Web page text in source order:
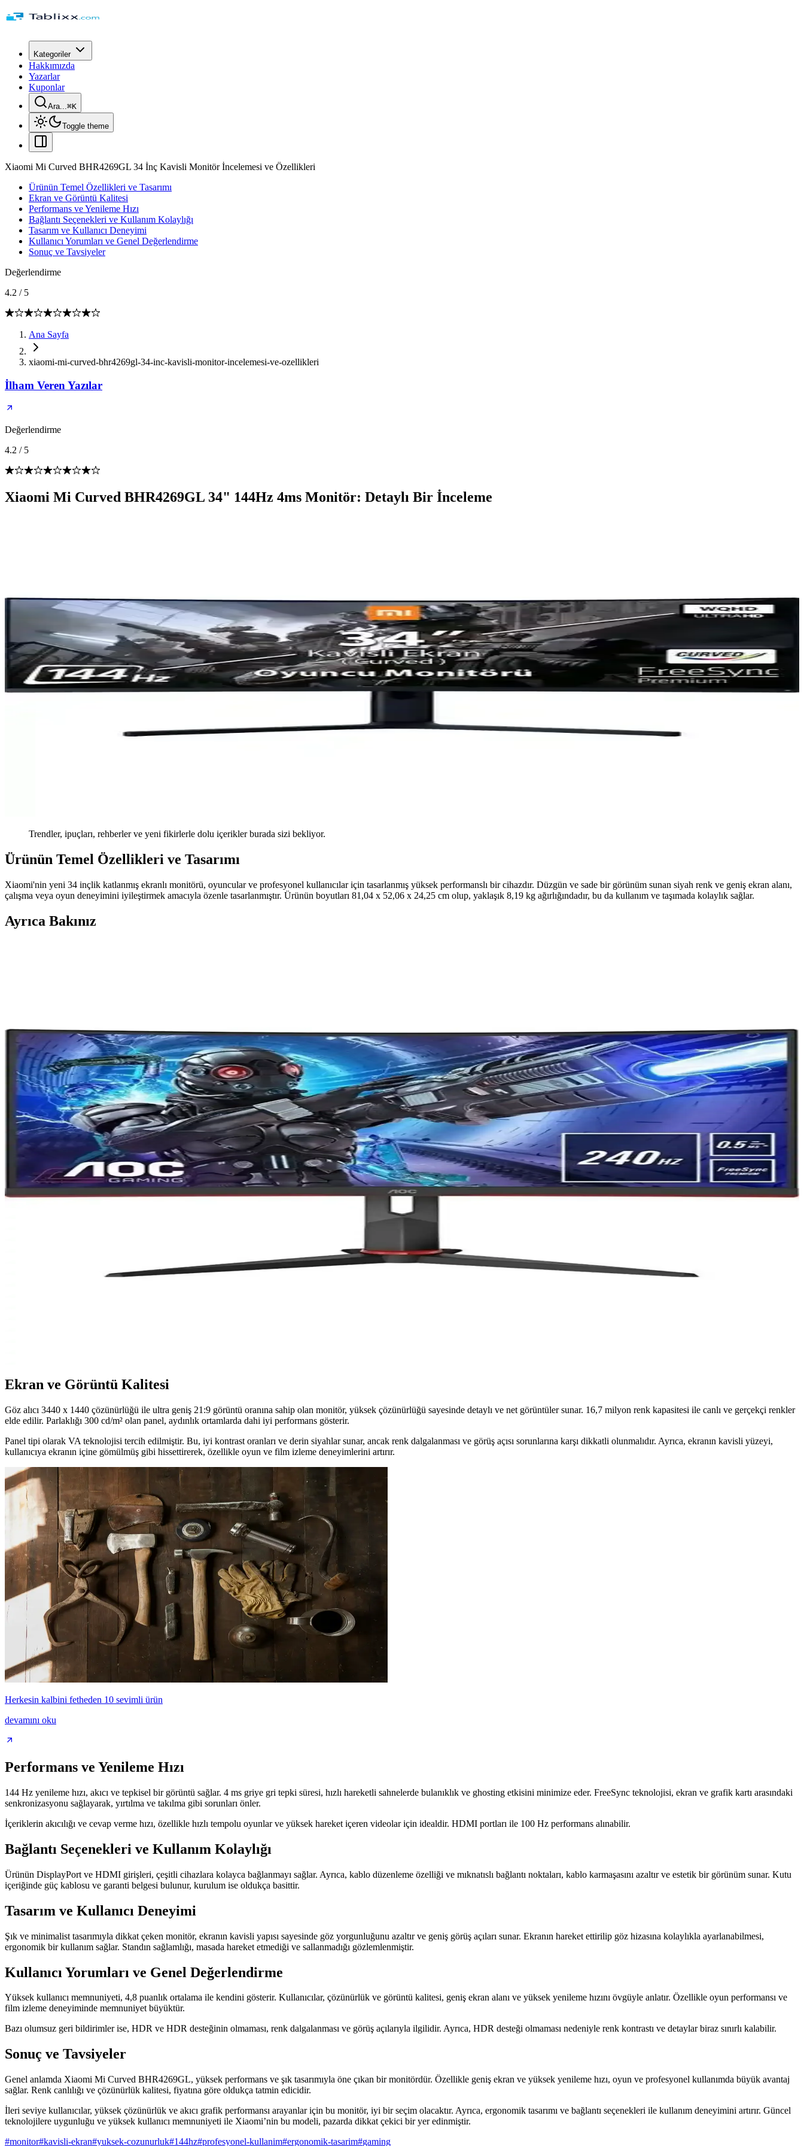
Kategoriler
Hakkımızda
Yazarlar
Kuponlar
Ara...⌘K
Toggle theme
Xiaomi Mi Curved BHR4269GL 34 İnç Kavisli Monitör İncelemesi ve Özellikleri
Ürünün Temel Özellikleri ve Tasarımı
Ekran ve Görüntü Kalitesi
Performans ve Yenileme Hızı
Bağlantı Seçenekleri ve Kullanım Kolaylığı
Tasarım ve Kullanıcı Deneyimi
Kullanıcı Yorumları ve Genel Değerlendirme
Sonuç ve Tavsiyeler
Değerlendirme
4.2 / 5
Ana Sayfa
xiaomi-mi-curved-bhr4269gl-34-inc-kavisli-monitor-incelemesi-ve-ozellikleri
İlham Veren Yazılar
Değerlendirme
4.2 / 5
Xiaomi Mi Curved BHR4269GL 34" 144Hz 4ms Monitör: Detaylı Bir İnceleme
Trendler, ipuçları, rehberler ve yeni fikirlerle dolu içerikler burada sizi bekliyor.
Ürünün Temel Özellikleri ve Tasarımı
Xiaomi'nin yeni 34 inçlik katlanmış ekranlı monitörü, oyuncular ve profesyonel kullanıcılar için tasarlanmış yüksek performanslı bir cihazdır. Düzgün ve sade bir görünüm sunan siyah renk ve geniş ekran alanı,
çalışma veya oyun deneyimini iyileştirmek amacıyla özenle tasarlanmıştır. Ürünün boyutları 81,04 x 52,06 x 24,25 cm olup, yaklaşık 8,19 kg ağırlığındadır, bu da kullanım ve taşımada kolaylık sağlar.
Ayrıca Bakınız
Apple'ın yeni Studio Display modelleri, sadece üst segmentte 120Hz yenileme hızı ve HDR desteği sunmasıyla eleştirildi. Sınırlı bağlantı seçenekleri ve yüksek fiyatlar profesyonel kullanıcıları alternatiflere
yöneltiyor.
Apple'ın Yeni Studio Display ve Studio Display XDR Modellerinin Teknik Özellikleri ve Kullanıcı Yorumları
Apple'ın yeni Studio Display ve Studio Display XDR modelleri, teknik özellikleri ve fiyatlandırmasıyla profesyonel kullanıcılar arasında tartışma yarattı. Standart modelin yenileme hızı ve HDR eksikliği
eleştirildi.
Samsung 24 inç monitörler karşılaştırması: VA ve IPS panellerin performans farkları
Samsung'un 24 inç monitörleri VA ve IPS panellerin özelliklerini, performansını ve kullanıcı yorumlarını karşılaştırıyoruz. Oyun ve profesyonel kullanım için uygun seçenekleri sunuyoruz.
LG 24GN65R-B Monitör İncelemesi: Yüksek Performanslı Oyun ve Günlük Kullanım için
LG 24GN65R-B, 23.8 inç IPS ekran, 144Hz yenileme hızı ve 1 ms tepki süresiyle yüksek performans sunar. HDR10 ve geniş renk yelpazesi ile görsel deneyimi zirveye taşır, ergonomik tasarımıyla konfor
sağlar.
Apple Studio Display ve Studio Display XDR: Intel Mac'lerle Uyumluluk ve Teknik Detaylar
Apple'ın Studio Display ve Studio Display XDR monitörleri yalnızca Apple silikonlu Mac modelleriyle uyumludur. Intel Mac'lerde temel görüntüleme mümkün olsa da entegre özellikler sınırlıdır ve Windows
Media Markt Monitörleri: Geniş Ürün Yelpazesi ve Teknolojik Özelliklerle Doğru Seçim
Ekran ve Görüntü Kalitesi
Göz alıcı 3440 x 1440 çözünürlüğü ile ultra geniş 21:9 görüntü oranına sahip olan monitör, yüksek çözünürlüğü sayesinde detaylı ve net görüntüler sunar. 16,7 milyon renk kapasitesi ile canlı ve gerçekçi renkler
elde edilir. Parlaklığı 300 cd/m² olan panel, aydınlık ortamlarda dahi iyi performans gösterir.
Panel tipi olarak VA teknolojisi tercih edilmiştir. Bu, iyi kontrast oranları ve derin siyahlar sunar, ancak renk dalgalanması ve görüş açısı sorunlarına karşı dikkatli olunmalıdır. Ayrıca, ekranın kavisli yüzeyi,
kullanıcıya ekranın içine gömülmüş gibi hissettirerek, özellikle oyun ve film izleme deneyimlerini artırır.
Herkesin kalbini fetheden 10 sevimli ürün
devamını oku
Performans ve Yenileme Hızı
144 Hz yenileme hızı, akıcı ve tepkisel bir görüntü sağlar. 4 ms griye gri tepki süresi, hızlı hareketli sahnelerde bulanıklık ve ghosting etkisini minimize eder. FreeSync teknolojisi, ekran ve grafik kartı arasındaki
senkronizasyonu sağlayarak, yırtılma ve takılma gibi sorunları önler.
İçeriklerin akıcılığı ve cevap verme hızı, özellikle hızlı tempolu oyunlar ve yüksek hareket içeren videolar için idealdir. HDMI portları ile 100 Hz performans alınabilir.
Bağlantı Seçenekleri ve Kullanım Kolaylığı
Ürünün DisplayPort ve HDMI girişleri, çeşitli cihazlara kolayca bağlanmayı sağlar. Ayrıca, kablo düzenleme özelliği ve mıknatıslı bağlantı noktaları, kablo karmaşasını azaltır ve estetik bir görünüm sunar. Kutu
içeriğinde güç kablosu ve garanti belgesi bulunur, kurulum ise oldukça basittir.
Tasarım ve Kullanıcı Deneyimi
Şık ve minimalist tasarımıyla dikkat çeken monitör, ekranın kavisli yapısı sayesinde göz yorgunluğunu azaltır ve geniş görüş açıları sunar. Ekranın hareket ettirilip göz hizasına kolaylıkla ayarlanabilmesi,
ergonomik bir kullanım sağlar. Standın sağlamlığı, masada hareket etmediği ve sallanmadığı gözlemlenmiştir.
Kullanıcı Yorumları ve Genel Değerlendirme
Yüksek kullanıcı memnuniyeti, 4,8 puanlık ortalama ile kendini gösterir. Kullanıcılar, çözünürlük ve görüntü kalitesi, geniş ekran alanı ve yüksek yenileme hızını övgüyle anlatır. Özellikle oyun performansı ve
film izleme deneyiminde memnuniyet büyüktür.
Bazı olumsuz geri bildirimler ise, HDR ve HDR desteğinin olmaması, renk dalgalanması ve görüş açılarıyla ilgilidir. Ayrıca, HDR desteği olmaması nedeniyle renk kontrastı ve detaylar biraz sınırlı kalabilir.
Sonuç ve Tavsiyeler
Genel anlamda Xiaomi Mi Curved BHR4269GL, yüksek performans ve şık tasarımıyla öne çıkan bir monitördür. Özellikle geniş ekran ve yüksek yenileme hızı, oyun ve profesyonel kullanımda büyük avantaj
sağlar. Renk canlılığı ve çözünürlük kalitesi, fiyatına göre oldukça tatmin edicidir.
İleri seviye kullanıcılar, yüksek çözünürlük ve akıcı grafik performansı arayanlar için bu monitör, iyi bir seçim olacaktır. Ayrıca, ergonomik tasarımı ve bağlantı seçenekleri ile kullanım deneyimini artırır. Güncel
teknolojilere uygunluğu ve yüksek kullanıcı memnuniyeti ile Xiaomi’nin bu modeli, pazarda dikkat çekici bir yer edinmiştir.
#monitor#kavisli-ekran#yuksek-cozunurluk#144hz#profesyonel-kullanim#ergonomik-tasarim#gaming